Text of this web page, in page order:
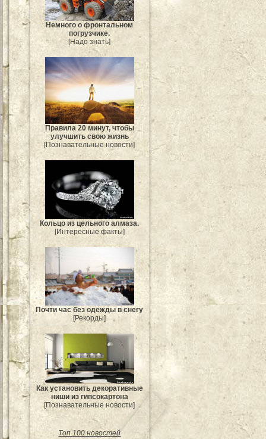
Немного о фронтальном
погрузчике.
[Надо знать]
Правила 20 минут, чтобы
улучшить свою жизнь
[Познавательные новости]
Кольцо из цельного алмаза.
[Интересные факты]
Почти час без одежды в снегу
[Рекорды]
Как установить декоративные
ниши из гипсокартона
[Познавательные новости]
Топ 100 новостей